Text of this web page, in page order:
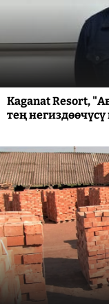
Kaganat Resort,
тең